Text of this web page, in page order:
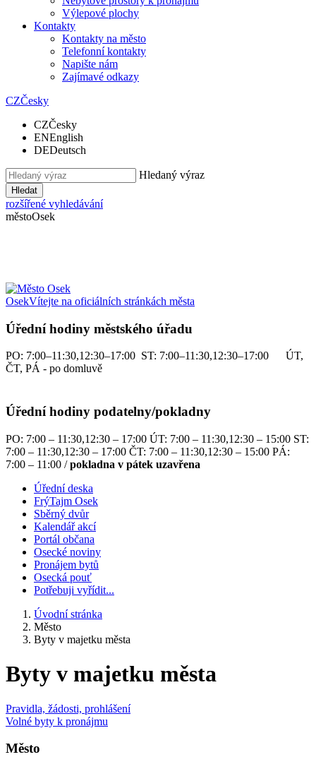
Výlepové plochy
Kontakty
Kontakty na město
Telefonní kontakty
Napište nám
Zajímavé odkazy
CZČesky
CZČesky
ENEnglish
DEDeutsch
Hledaný výraz
Hledat
rozšířené vyhledávání
městoOsek
OsekVítejte na oficiálních stránkách města
Úřední hodiny městského úřadu
PO: 7:00–11:30,12:30–17:00 ST: 7:00–11:30,12:30–17:00 ÚT,
ČT, PÁ - po domluvě
Úřední hodiny podatelny/pokladny
PO: 7:00 – 11:30,12:30 – 17:00 ÚT: 7:00 – 11:30,12:30 – 15:00 ST:
7:00 – 11:30,12:30 – 17:00 ČT: 7:00 – 11:30,12:30 – 15:00 PÁ:
7:00 – 11:00 /pokladna v pátek uzavřena
Úřední deska
FrýTajm Osek
Sběrný dvůr
Kalendář akcí
Portál občana
Osecké noviny
Pronájem bytů
Osecká pouť
Potřebuji vyřídit...
Úvodní stránka
Město
Byty v majetku města
Byty v majetku města
Pravidla, žádosti, prohlášení
Volné byty k pronájmu
Město